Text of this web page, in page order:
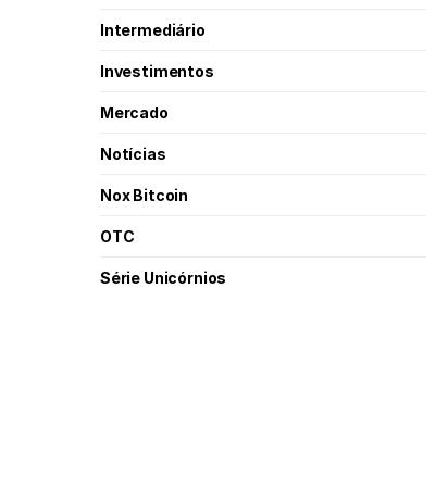
Intermediário
Investimentos
Mercado
Notícias
Nox Bitcoin
OTC
Série Unicórnios